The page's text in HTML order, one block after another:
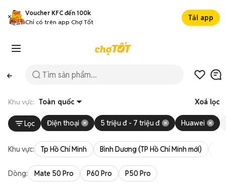
Voucher KFC đến 100k
Chỉ có trên app Chợ Tốt
Tải app
Khu vực: Toàn quốc Xoá lọc
Lọc Điện thoại 5 triệu đ - 7 triệu đ Huawei
Khu vực: Tp Hồ Chí Minh Bình Dương (TP Hồ Chí Minh mới)
Dòng: Mate 50 Pro P60 Pro P50 Pro